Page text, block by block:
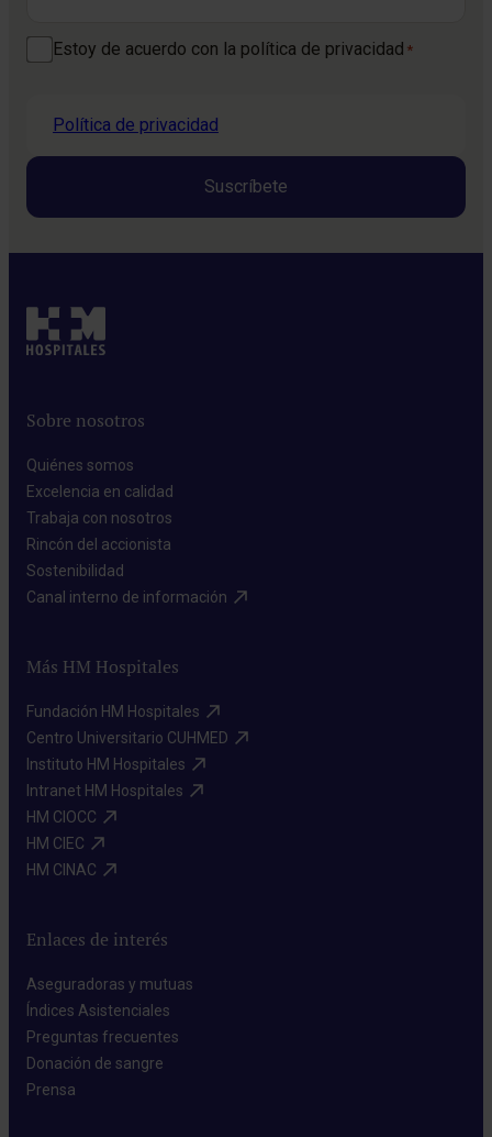
Consentimiento *
Estoy de acuerdo con la política de privacidad *
Política de privacidad
Sobre nosotros
Quiénes somos​
Excelencia en calidad​
Trabaja con nosotros​
Rincón del accionista​
Sostenibilidad​
Canal interno de información​
Más HM Hospitales
Fundación HM Hospitales​
Centro Universitario CUHMED​
Instituto HM Hospitales​
Intranet HM Hospitales​
HM CIOCC​
HM CIEC​
HM CINAC​
Enlaces de interés
Aseguradoras y mutuas​
Índices Asistenciales​
Preguntas frecuentes​
Donación de sangre​
Prensa​